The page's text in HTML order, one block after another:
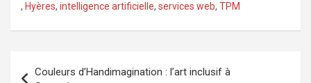
, Hyères, intelligence artificielle, services web, TPM
Couleurs d’Handimagination : l’art inclusif à